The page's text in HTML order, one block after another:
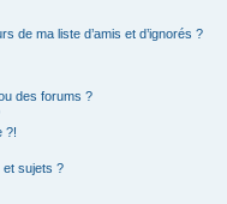
de ma liste d’amis et d’ignorés ?
des forums ?
?!
sujets ?